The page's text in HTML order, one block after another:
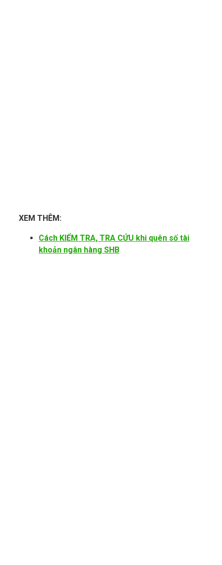
XEM THÊM:
Cách KIỂM TRA, TRA CỨU khi quên số tài
khoản ngân hàng SHB